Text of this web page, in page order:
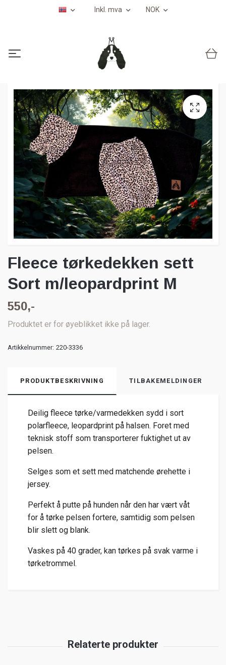
Inkl. mva NOK
Fleece tørkedekken sett
Sort m/leopardprint M
550,-
Produktet er for øyeblikket ikke på lager.
Artikkelnummer: 220-3336
PRODUKTBESKRIVNING TILBAKEMELDINGER
Deilig fleece tørke/varmedekken sydd i sort
polarfleece, leopardprint på halsen. Foret med
teknisk stoff som transporterer fuktighet ut av
pelsen.
Selges som et sett med matchende ørehette i
jersey.
Perfekt å putte på hunden når den har vært våt
for å tørke pelsen fortere, samtidig som pelsen
blir slett og blank.
Vaskes på 40 grader, kan tørkes på svak varme i
tørketrommel.